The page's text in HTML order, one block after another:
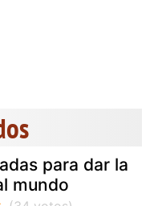
para dar la
mundo